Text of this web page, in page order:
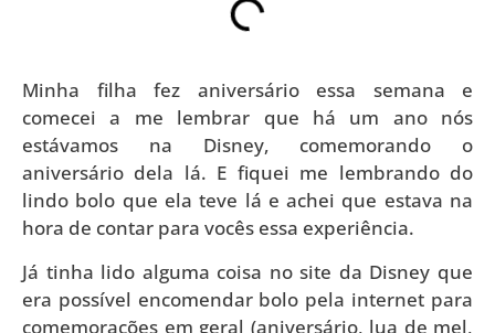
Minha filha fez aniversário essa semana e
comecei a me lembrar que há um ano nós
estávamos na Disney, comemorando o
aniversário dela lá. E fiquei me lembrando do
lindo bolo que ela teve lá e achei que estava na
hora de contar para vocês essa experiência.
Já tinha lido alguma coisa no site da Disney que
era possível encomendar bolo pela internet para
comemorações em geral (aniversário, lua de mel,